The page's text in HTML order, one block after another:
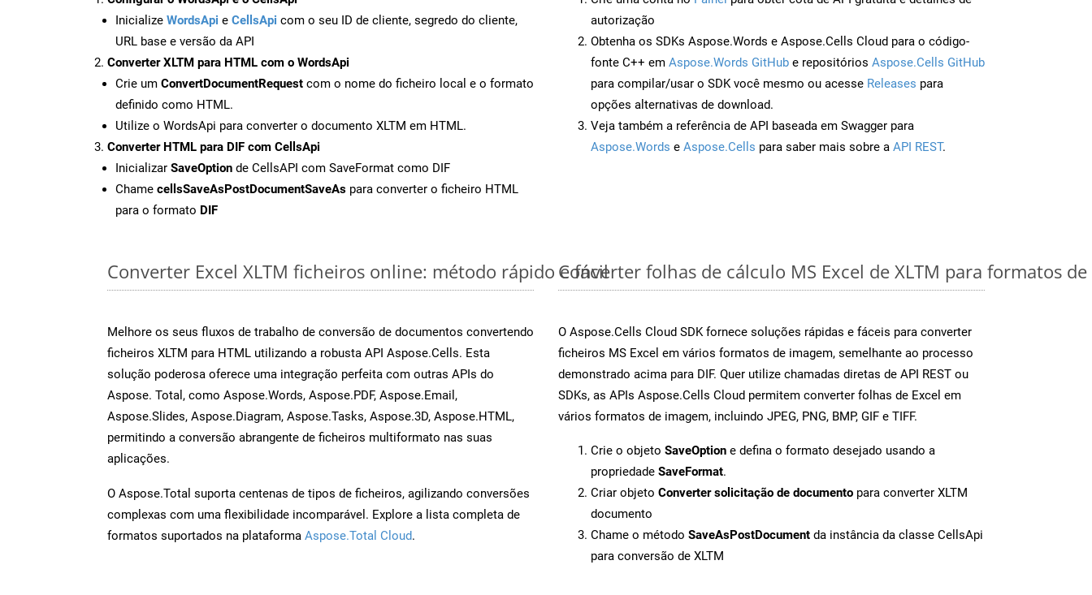
Inicialize WordsApi e CellsApi com o seu ID de cliente, segredo do cliente,
URL base e versão da API
Converter XLTM para HTML com o WordsApi
Crie um ConvertDocumentRequest com o nome do ficheiro local e o formato
definido como HTML.
Utilize o WordsApi para converter o documento XLTM em HTML.
Converter HTML para DIF com CellsApi
Inicializar SaveOption de CellsAPI com SaveFormat como DIF
Chame cellsSaveAsPostDocumentSaveAs para converter o ficheiro HTML
para o formato DIF
autorização
Obtenha os SDKs Aspose.Words e Aspose.Cells Cloud para o código-
fonte C++ em Aspose.Words GitHub e repositórios Aspose.Cells GitHub
para compilar/usar o SDK você mesmo ou acesse Releases para
opções alternativas de download.
Veja também a referência de API baseada em Swagger para
Aspose.Words e Aspose.Cells para saber mais sobre a API REST.
Converter Excel XLTM ficheiros online: método rápido e fácil
Melhore os seus fluxos de trabalho de conversão de documentos convertendo
ficheiros XLTM para HTML utilizando a robusta API Aspose.Cells. Esta
solução poderosa oferece uma integração perfeita com outras APIs do
Aspose. Total, como Aspose.Words, Aspose.PDF, Aspose.Email,
Aspose.Slides, Aspose.Diagram, Aspose.Tasks, Aspose.3D, Aspose.HTML,
permitindo a conversão abrangente de ficheiros multiformato nas suas
aplicações.
O Aspose.Total suporta centenas de tipos de ficheiros, agilizando conversões
complexas com uma flexibilidade incomparável. Explore a lista completa de
formatos suportados na plataforma Aspose.Total Cloud.
Converter folhas de cálculo MS Excel de XLTM para formatos
O Aspose.Cells Cloud SDK fornece soluções rápidas e fáceis para converter
ficheiros MS Excel em vários formatos de imagem, semelhante ao processo
demonstrado acima para DIF. Quer utilize chamadas diretas de API REST ou
SDKs, as APIs Aspose.Cells Cloud permitem converter folhas de Excel em
vários formatos de imagem, incluindo JPEG, PNG, BMP, GIF e TIFF.
Crie o objeto SaveOption e defina o formato desejado usando a
propriedade SaveFormat.
Criar objeto Converter solicitação de documento para converter XLTM
documento
Chame o método SaveAsPostDocument da instância da classe CellsApi
para conversão de XLTM